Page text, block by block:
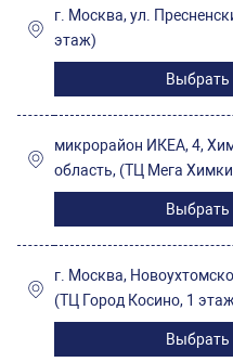
г. Москва, ул.
этаж)
Выбрать
микрорайон ИКЕА, 4,
область, (ТЦ Мега
Выбрать
г. Москва,
(ТЦ Город Косино, 1
Выбрать